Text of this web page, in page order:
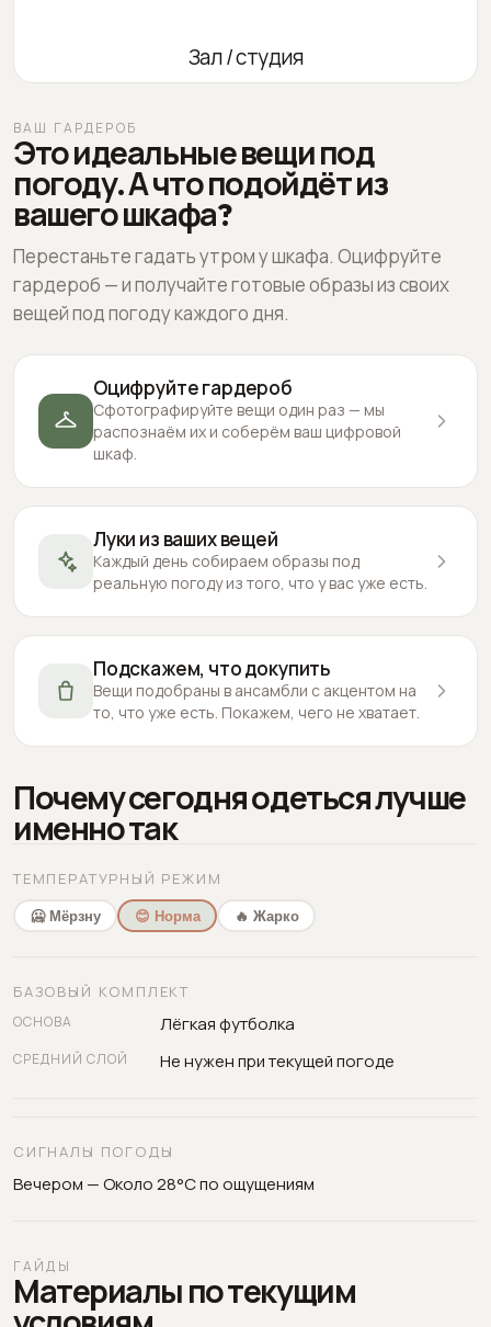
Зал / студия
ВАШ ГАРДЕРОБ
Это идеальные вещи под
погоду. А что подойдёт из
вашего шкафа?
Перестаньте гадать утром у шкафа. Оцифруйте
гардероб — и получайте готовые образы из своих
вещей под погоду каждого дня.
Оцифруйте гардероб
Сфотографируйте вещи один раз — мы
распознаём их и соберём ваш цифровой
шкаф.
Луки из ваших вещей
Каждый день собираем образы под
реальную погоду из того, что у вас уже есть.
Подскажем, что докупить
Вещи подобраны в ансамбли с акцентом на
то, что уже есть. Покажем, чего не хватает.
Почему сегодня одеться лучше
именно так
ТЕМПЕРАТУРНЫЙ РЕЖИМ
🥶 Мёрзну 😊 Норма 🔥 Жарко
БАЗОВЫЙ КОМПЛЕКТ
ОСНОВА Лёгкая футболка
СРЕДНИЙ СЛОЙ Не нужен при текущей погоде
СИГНАЛЫ ПОГОДЫ
Вечером — Около 28°C по ощущениям
ГАЙДЫ
Материалы по текущим